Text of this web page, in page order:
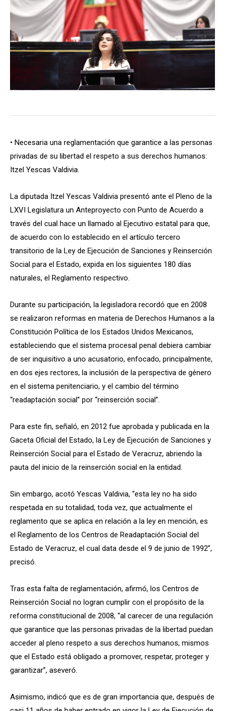
• Necesaria una reglamentación que garantice a las personas
privadas de su libertad el respeto a sus derechos humanos:
Itzel Yescas Valdivia.
La diputada Itzel Yescas Valdivia presentó ante el Pleno de la
LXVI Legislatura un Anteproyecto con Punto de Acuerdo a
través del cual hace un llamado al Ejecutivo estatal para que,
de acuerdo con lo establecido en el artículo tercero
transitorio de la Ley de Ejecución de Sanciones y Reinserción
Social para el Estado, expida en los siguientes 180 días
naturales, el Reglamento respectivo.
Durante su participación, la legisladora recordó que en 2008
se realizaron reformas en materia de Derechos Humanos a la
Constitución Política de los Estados Unidos Mexicanos,
estableciendo que el sistema procesal penal debiera cambiar
de ser inquisitivo a uno acusatorio, enfocado, principalmente,
en dos ejes rectores, la inclusión de la perspectiva de género
en el sistema penitenciario, y el cambio del término
“readaptación social” por “reinserción social”.
Para este fin, señaló, en 2012 fue aprobada y publicada en la
Gaceta Oficial del Estado, la Ley de Ejecución de Sanciones y
Reinserción Social para el Estado de Veracruz, abriendo la
pauta del inicio de la reinserción social en la entidad.
Sin embargo, acotó Yescas Valdivia, “esta ley no ha sido
respetada en su totalidad, toda vez, que actualmente el
reglamento que se aplica en relación a la ley en mención, es
el Reglamento de los Centros de Readaptación Social del
Estado de Veracruz, el cual data desde el 9 de junio de 1992”,
precisó.
Tras esta falta de reglamentación, afirmó, los Centros de
Reinserción Social no logran cumplir con el propósito de la
reforma constitucional de 2008, “al carecer de una regulación
que garantice que las personas privadas de la libertad puedan
acceder al pleno respeto a sus derechos humanos, mismos
que el Estado está obligado a promover, respetar, proteger y
garantizar”, aseveró.
Asimismo, indicó que es de gran importancia que, después de